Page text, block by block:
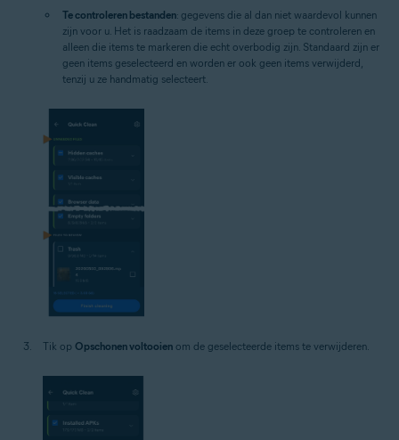
Te controleren bestanden: gegevens die al dan niet waardevol kunnen
zijn voor u. Het is raadzaam de items in deze groep te controleren en
alleen die items te markeren die echt overbodig zijn. Standaard zijn er
geen items geselecteerd en worden er ook geen items verwijderd,
tenzij u ze handmatig selecteert.
Tik op Opschonen voltooien om de geselecteerde items te verwijderen.